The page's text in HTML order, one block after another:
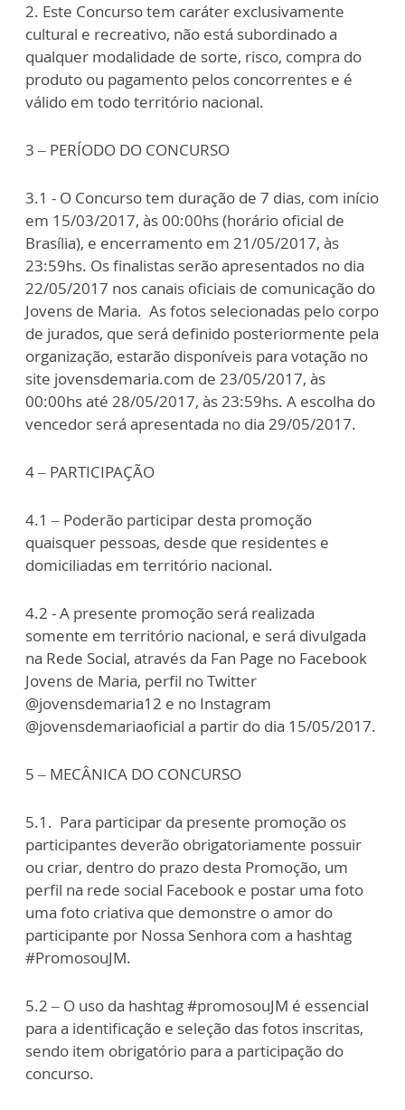
2. Este Concurso tem caráter exclusivamente
cultural e recreativo, não está subordinado a
qualquer modalidade de sorte, risco, compra do
produto ou pagamento pelos concorrentes e é
válido em todo território nacional.
3 – PERÍODO DO CONCURSO
3.1 - O Concurso tem duração de 7 dias, com início
em 15/03/2017, às 00:00hs (horário oficial de
Brasília), e encerramento em 21/05/2017, às
23:59hs. Os finalistas serão apresentados no dia
22/05/2017 nos canais oficiais de comunicação do
Jovens de Maria. As fotos selecionadas pelo corpo
de jurados, que será definido posteriormente pela
organização, estarão disponíveis para votação no
site jovensdemaria.com de 23/05/2017, às
00:00hs até 28/05/2017, às 23:59hs. A escolha do
vencedor será apresentada no dia 29/05/2017.
4 – PARTICIPAÇÃO
4.1 – Poderão participar desta promoção
quaisquer pessoas, desde que residentes e
domiciliadas em território nacional.
4.2 - A presente promoção será realizada
somente em território nacional, e será divulgada
na Rede Social, através da Fan Page no Facebook
Jovens de Maria, perfil no Twitter
@jovensdemaria12 e no Instagram
@jovensdemariaoficial a partir do dia 15/05/2017.
5 – MECÂNICA DO CONCURSO
5.1. Para participar da presente promoção os
participantes deverão obrigatoriamente possuir
ou criar, dentro do prazo desta Promoção, um
perfil na rede social Facebook e postar uma foto
uma foto criativa que demonstre o amor do
participante por Nossa Senhora com a hashtag
#PromosouJM.
5.2 – O uso da hashtag #promosouJM é essencial
para a identificação e seleção das fotos inscritas,
sendo item obrigatório para a participação do
concurso.